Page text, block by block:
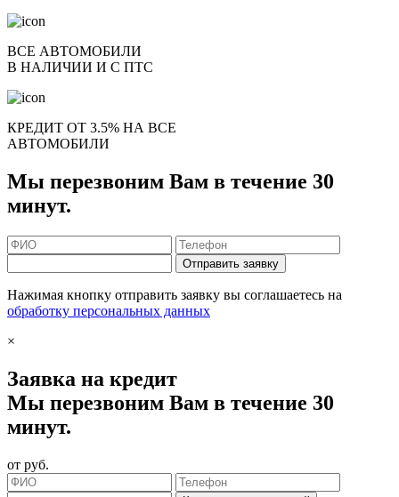
ВСЕ АВТОМОБИЛИ
В НАЛИЧИИ И С ПТС
КРЕДИТ ОТ 3.5% НА ВСЕ
АВТОМОБИЛИ
Мы перезвоним Вам в течение 30
минут.
Отправить заявку
Нажимая кнопку отправить заявку вы соглашаетесь на
обработку персональных данных
×
Заявка на кредит
Мы перезвоним Вам в течение 30
минут.
от руб.